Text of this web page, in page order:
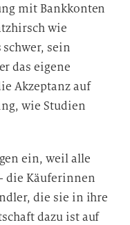
mit Bankkonten
wie
sein
das eigene
Akzeptanz auf
wie Studien
ein, weil alle
die Käuferinnen
die sie in ihre
dazu ist auf